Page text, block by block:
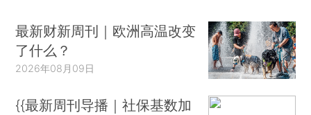
最新财新周刊｜欧洲高温改变
了什么？
2026年08月09日
{{最新周刊导播｜社保基数加